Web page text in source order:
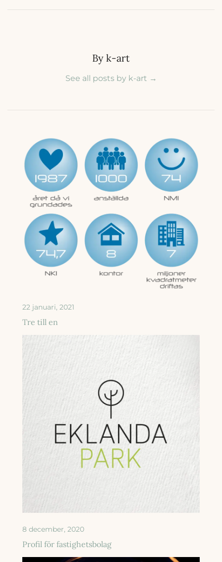
By k-art
See all posts by k-art →
22 januari, 2021
Tre till en
8 december, 2020
Profil för fastighetsbolag